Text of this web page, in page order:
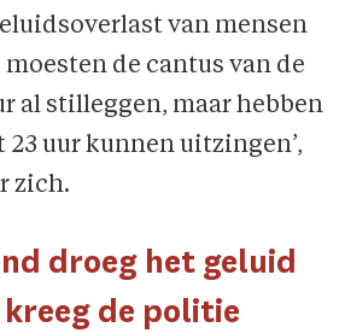
van mensen
moesten de cantus van de
al stilleggen, maar hebben
uur kunnen uitzingen’,
zich.
droeg het geluid
kreeg de politie